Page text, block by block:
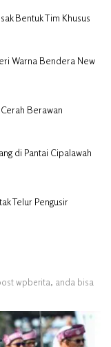
Bentuk Tim Khusus
Warna Bendera New
Cerah Berawan
di Pantai Cipalawah
Telur Pengusir
wpberita, anda bisa